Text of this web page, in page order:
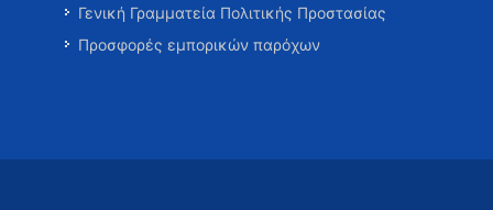
Γενική Γραμματεία Πολιτικής Προστασίας
Προσφορές εμπορικών παρόχων